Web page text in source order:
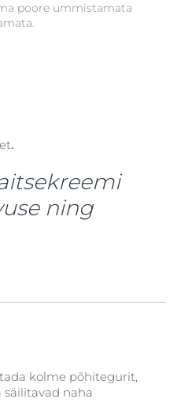
poore ummistamata
.
ning
kolme põhitegurit,
naha